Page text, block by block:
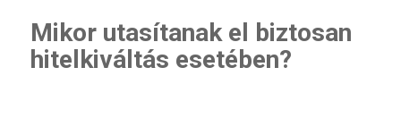
Mikor utasítanak el biztosan
hitelkiváltás esetében?